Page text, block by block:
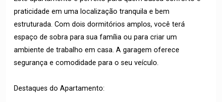
praticidade em uma localização tranquila e bem
estruturada. Com dois dormitórios amplos, você terá
espaço de sobra para sua família ou para criar um
ambiente de trabalho em casa. A garagem oferece
segurança e comodidade para o seu veículo.
Destaques do Apartamento: